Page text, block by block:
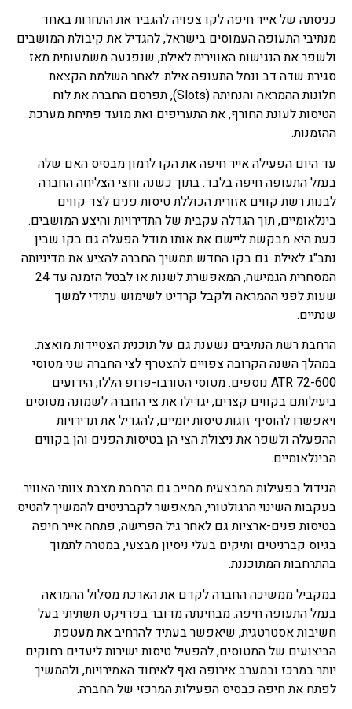
כניסתה של אייר חיפה לקו צפויה להגביר את התחרות באחד
מנתיבי התעופה העמוסים בישראל, להגדיל את קיבולת המושבים
ולשפר את הנגישות האווירית לאילת, שנפגעה משמעותית מאז
סגירת שדה דב ונמל התעופה אילת. לאחר השלמת הקצאת
חלונות ההמראה והנחיתה (Slots), תפרסם החברה את לוח
הטיסות לעונת החורף, את התעריפים ואת מועד פתיחת מערכת
ההזמנות.
עד היום הפעילה אייר חיפה את הקו לרמון מבסיס האם שלה
בנמל התעופה חיפה בלבד. בתוך כשנה וחצי הצליחה החברה
לבנות רשת קווים אזורית הכוללת טיסות פנים לצד קווים
בינלאומיים, תוך הגדלה עקבית של התדירויות והיצע המושבים.
כעת היא מבקשת ליישם את אותו מודל הפעלה גם בקו שבין
נתב"ג לאילת. גם בקו החדש תמשיך החברה להציע את מדיניותה
המסחרית הגמישה, המאפשרת לשנות או לבטל הזמנה עד 24
שעות לפני ההמראה ולקבל קרדיט לשימוש עתידי למשך
שנתיים.
הרחבת רשת הנתיבים נשענת גם על תוכנית הצטיידות מואצת.
במהלך השנה הקרובה צפויים להצטרף לצי החברה שני מטוסי
ATR 72-600 נוספים. מטוסי הטורבו-פרופ הללו, הידועים
ביעילותם בקווים קצרים, יגדילו את צי החברה לשמונה מטוסים
ויאפשרו להוסיף זוגות טיסות יומיים, להגדיל את תדירויות
ההפעלה ולשפר את ניצולת הצי הן בטיסות הפנים והן בקווים
הבינלאומיים.
הגידול בפעילות המבצעית מחייב גם הרחבת מצבת צוותי האוויר.
בעקבות השינוי הרגולטורי, המאפשר לקברניטים להמשיך להטיס
בטיסות פנים-ארציות גם לאחר גיל הפרישה, פתחה אייר חיפה
בגיוס קברניטים ותיקים בעלי ניסיון מבצעי, במטרה לתמוך
בהתרחבות המתוכננת.
במקביל ממשיכה החברה לקדם את הארכת מסלול ההמראה
בנמל התעופה חיפה. מבחינתה מדובר בפרויקט תשתיתי בעל
חשיבות אסטרטגית, שיאפשר בעתיד להרחיב את מעטפת
הביצועים של המטוסים, להפעיל טיסות ישירות ליעדים רחוקים
יותר במרכז ובמערב אירופה ואף לאיחוד האמירויות, ולהמשיך
לפתח את חיפה כבסיס הפעילות המרכזי של החברה.